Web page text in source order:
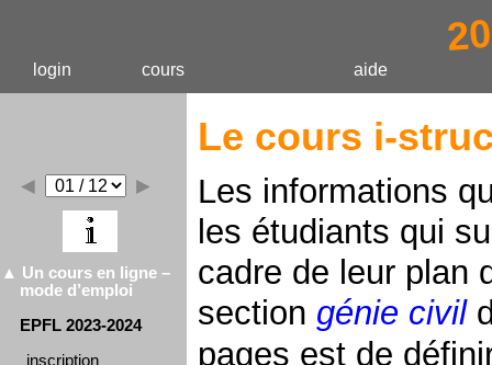
login cours aide
◄ ►
Un cours en ligne –
mode d’emploi
EPFL 2023-2024
inscription
Le cours i-
Les informations
les étudiants qui
cadre de leur plan
section génie civil
pages est de